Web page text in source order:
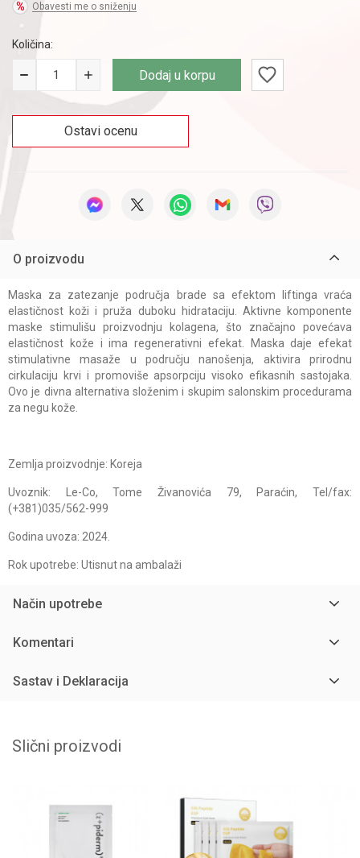
Obavesti me o sniženju
Količina:
Dodaj u korpu
Ostavi ocenu
O proizvodu
Maska za zatezanje područja brade sa efektom liftinga vraća
elastičnost koži i pruža duboku hidrataciju. Aktivne komponente
maske stimulišu proizvodnju kolagena, što značajno povećava
elastičnost kože i ima regenerativni efekat. Maska daje efekat
stimulativne masaže u području nanošenja, aktivira prirodnu
cirkulaciju krvi i promoviše apsorpciju visoko efikasnih sastojaka.
Ovo je divna alternativa složenim i skupim salonskim procedurama
za negu kože.
Zemlja proizvodnje: Koreja
Uvoznik: Le-Co, Tome Živanovića 79, Paraćin, Tel/fax:
(+381)035/562-999
Godina uvoza: 2024.
Rok upotrebe: Utisnut na ambalaži
Način upotrebe
Komentari
Sastav i Deklaracija
Slični proizvodi